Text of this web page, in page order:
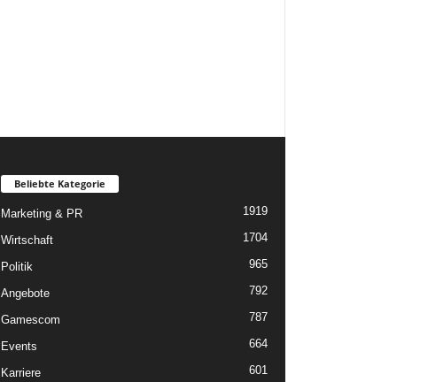
Beliebte Kategorie
Marketing & PR 1919
Wirtschaft 1704
Politik 965
Angebote 792
Gamescom 787
Events 664
Karriere 601